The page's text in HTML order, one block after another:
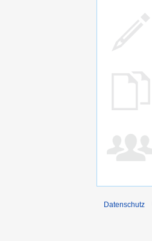
Datenschutz